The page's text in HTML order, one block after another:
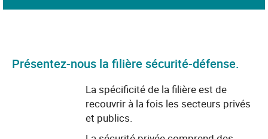
Présentez-nous la filière sécurité-défense.
La spécificité de la filière est de
recouvrir à la fois les secteurs privés
et publics.